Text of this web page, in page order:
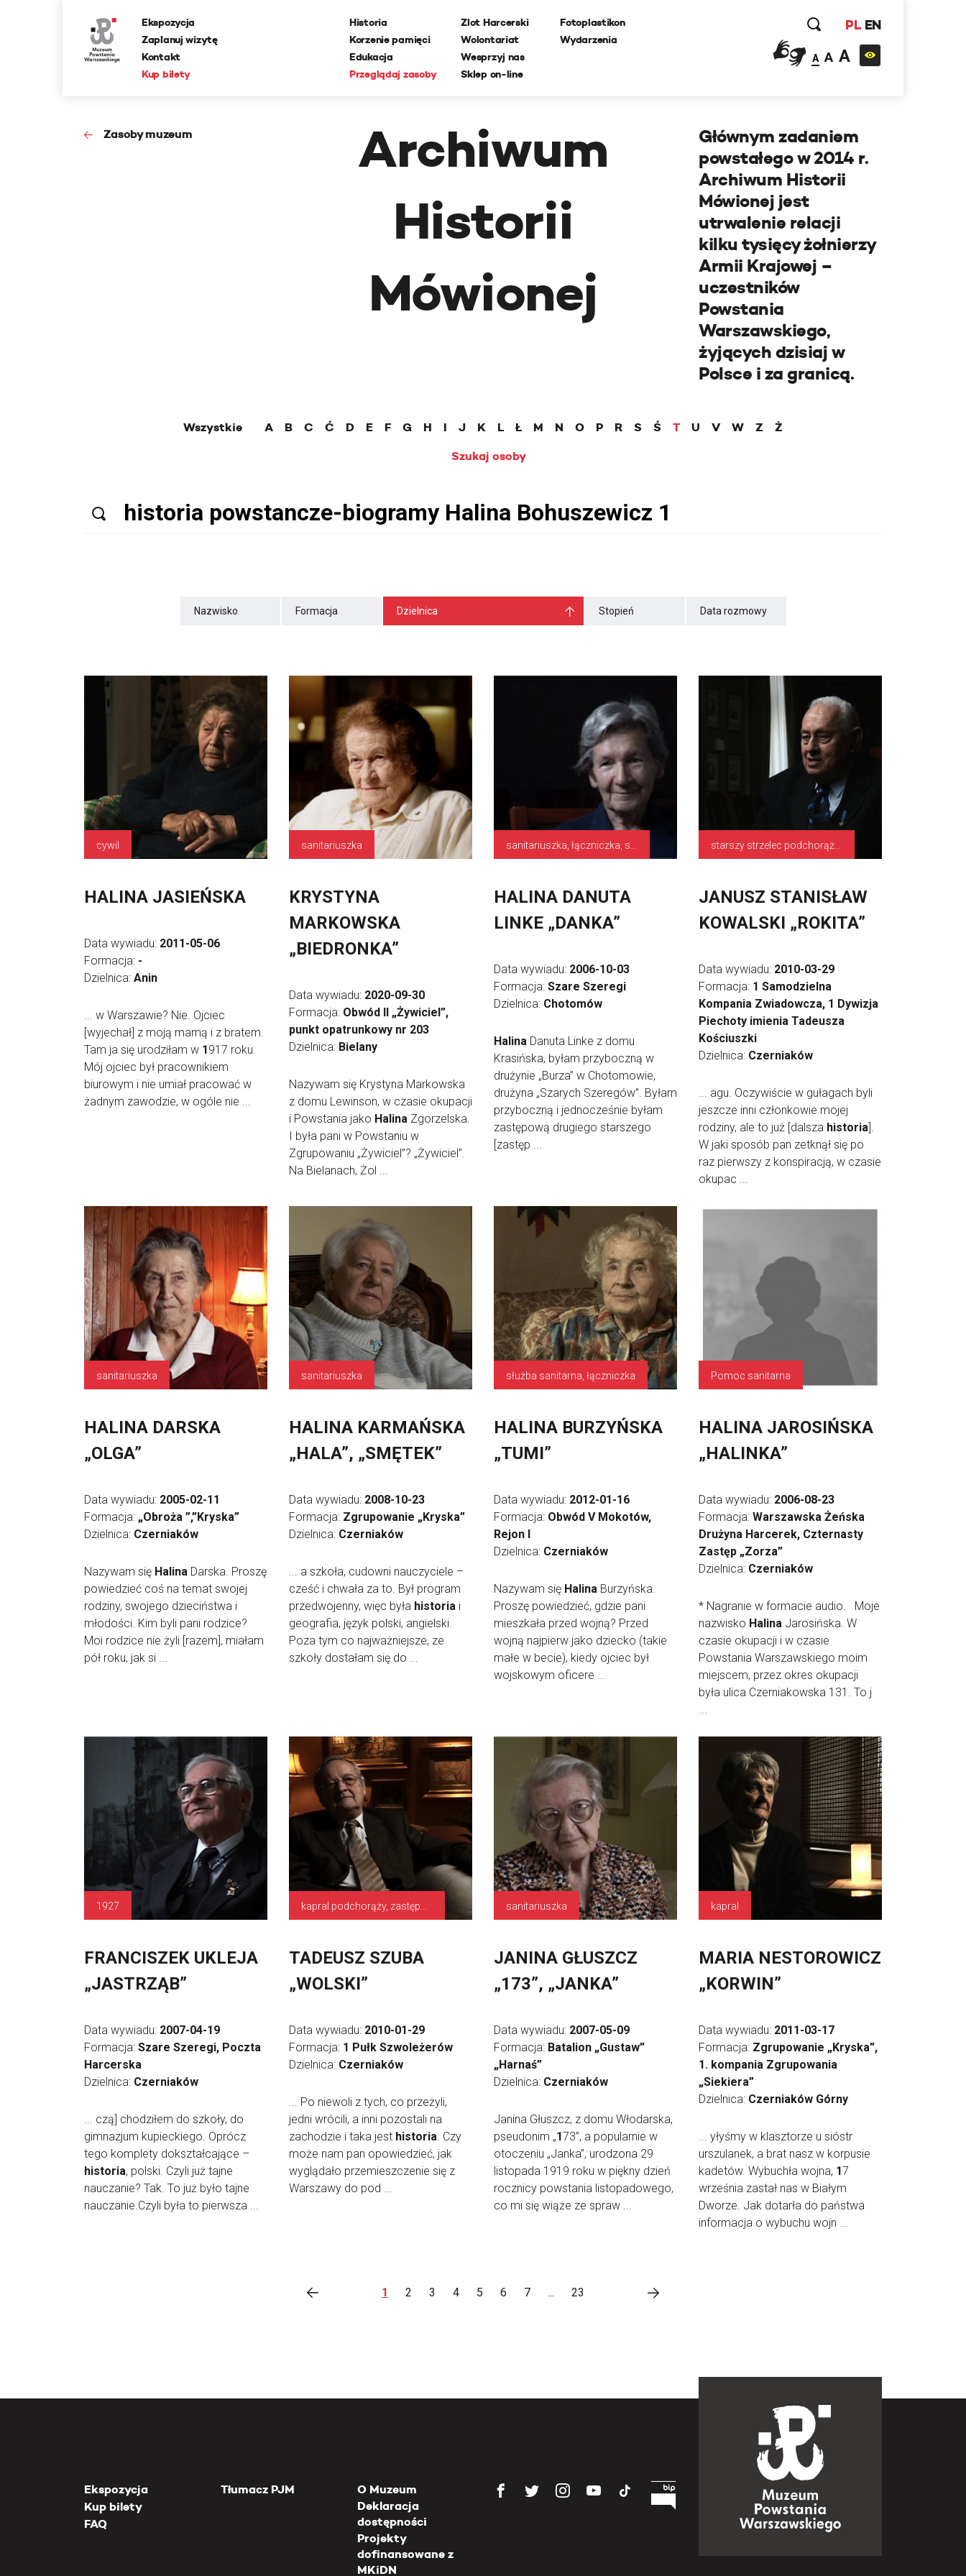
Ekspozycja
Zaplanuj wizytę
Kontakt
Kup bilety
Historia
Korzenie pamięci
Edukacja
Przeglądaj zasoby
Zlot Harcerski
Wolontariat
Wesprzyj nas
Sklep on-line
Fotoplastikon
Wydarzenia
PL EN
A A A
Zasoby muzeum
Archiwum
Historii
Mówionej
Głównym zadaniem
powstałego w 2014 r.
Archiwum Historii
Mówionej jest
utrwalenie relacji
kilku tysięcy żołnierzy
Armii Krajowej –
uczestników
Powstania
Warszawskiego,
żyjących dzisiaj w
Polsce i za granicą.
Wszystkie A B C Ć D E F G H I J K L Ł M N O P R S Ś T U V W Z
Ż
Szukaj osoby
Nazwisko Formacja Dzielnica Stopień Data rozmowy
cywil
HALINA JASIEŃSKA
Data wywiadu: 2011-05-06
Formacja: -
Dzielnica: Anin
... w Warszawie? Nie. Ojciec
[wyjechał] z moją mamą i z bratem.
Tam ja się urodziłam w 1917 roku.
Mój ojciec był pracownikiem
biurowym i nie umiał pracować w
żadnym zawodzie, w ogóle nie ...
sanitariuszka
KRYSTYNA
MARKOWSKA
„BIEDRONKA”
Data wywiadu: 2020-09-30
Formacja: Obwód II „Żywiciel”,
punkt opatrunkowy nr 203
Dzielnica: Bielany
Nazywam się Krystyna Markowska
z domu Lewinson, w czasie okupacji
i Powstania jako Halina Zgorzelska.
I była pani w Powstaniu w
Zgrupowaniu „Żywiciel”? „Żywiciel”.
Na Bielanach, Żol ...
HALINA DANUTA
LINKE „DANKA”
Data wywiadu: 2006-10-03
Formacja: Szare Szeregi
Dzielnica: Chotomów
Halina Danuta Linke z domu
Krasińska, byłam przyboczną w
drużynie „Burza” w Chotomowie,
drużyna „Szarych Szeregów”. Byłam
przyboczną i jednocześnie byłam
zastępową drugiego starszego
[zastęp ...
JANUSZ STANISŁAW
KOWALSKI „ROKITA”
Data wywiadu: 2010-03-29
Formacja: 1 Samodzielna
Kompania Zwiadowcza, 1 Dywizja
Piechoty imienia Tadeusza
Kościuszki
Dzielnica: Czerniaków
... agu. Oczywiście w gułagach byli
jeszcze inni członkowie mojej
rodziny, ale to już [dalsza historia].
W jaki sposób pan zetknął się po
raz pierwszy z konspiracją, w czasie
okupac ...
sanitariuszka
HALINA DARSKA
„OLGA”
Data wywiadu: 2005-02-11
Formacja: „Obroża ”,”Kryska”
Dzielnica: Czerniaków
Nazywam się Halina Darska. Proszę
powiedzieć coś na temat swojej
rodziny, swojego dzieciństwa i
młodości. Kim byli pani rodzice?
Moi rodzice nie żyli [razem], miałam
pół roku, jak si ...
sanitariuszka
HALINA KARMAŃSKA
„HALA”, „SMĘTEK”
Data wywiadu: 2008-10-23
Formacja: Zgrupowanie „Kryska”
Dzielnica: Czerniaków
... a szkoła, cudowni nauczyciele –
cześć i chwała za to. Był program
przedwojenny, więc była historia i
geografia, język polski, angielski.
Poza tym co najważniejsze, ze
szkoły dostałam się do ...
służba sanitarna, łączniczka
HALINA BURZYŃSKA
„TUMI”
Data wywiadu: 2012-01-16
Formacja: Obwód V Mokotów,
Rejon I
Dzielnica: Czerniaków
Nazywam się Halina Burzyńska.
Proszę powiedzieć, gdzie pani
mieszkała przed wojną? Przed
wojną najpierw jako dziecko (takie
małe w becie), kiedy ojciec był
wojskowym oficere ...
Pomoc sanitarna
HALINA JAROSIŃSKA
„HALINKA”
Data wywiadu: 2006-08-23
Formacja: Warszawska Żeńska
Drużyna Harcerek, Czternasty
Zastęp „Zorza”
Dzielnica: Czerniaków
* Nagranie w formacie audio. Moje
nazwisko Halina Jarosińska. W
czasie okupacji i w czasie
Powstania Warszawskiego moim
miejscem, przez okres okupacji
była ulica Czerniakowska 131. To j
...
1927
FRANCISZEK UKLEJA
„JASTRZĄB”
Data wywiadu: 2007-04-19
Formacja: Szare Szeregi, Poczta
Harcerska
Dzielnica: Czerniaków
... czą] chodziłem do szkoły, do
gimnazjum kupieckiego. Oprócz
tego komplety dokształcające –
historia, polski. Czyli już tajne
nauczanie? Tak. To już było tajne
nauczanie.Czyli była to pierwsza ...
TADEUSZ SZUBA
„WOLSKI”
Data wywiadu: 2010-01-29
Formacja: 1 Pułk Szwoleżerów
Dzielnica: Czerniaków
... Po niewoli z tych, co przeżyli,
jedni wrócili, a inni pozostali na
zachodzie i taka jest historia. Czy
może nam pan opowiedzieć, jak
wyglądało przemieszczenie się z
Warszawy do pod ...
sanitariuszka
JANINA GŁUSZCZ
„173”, „JANKA”
Data wywiadu: 2007-05-09
Formacja: Batalion „Gustaw”
„Harnaś”
Dzielnica: Czerniaków
Janina Głuszcz, z domu Włodarska,
pseudonim „173”, a popularnie w
otoczeniu „Janka”, urodzona 29
listopada 1919 roku w piękny dzień
rocznicy powstania listopadowego,
co mi się wiąże ze spraw ...
kapral
MARIA NESTOROWICZ
„KORWIN”
Data wywiadu: 2011-03-17
Formacja: Zgrupowanie „Kryska”,
1. kompania Zgrupowania
„Siekiera”
Dzielnica: Czerniaków Górny
... yłyśmy w klasztorze u sióstr
urszulanek, a brat nasz w korpusie
kadetów. Wybuchła wojna, 17
września zastał nas w Białym
Dworze. Jak dotarła do państwa
informacja o wybuchu wojn ...
1 2 3 4 5 6 7 ... 23
Ekspozycja
Kup bilety
FAQ
Tłumacz PJM
O Muzeum
Deklaracja
dostępności
Projekty
dofinansowane z
MKiDN